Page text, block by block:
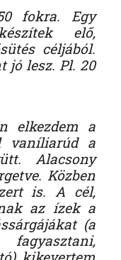
fokra. Egy
elő,
céljából.
jó lesz. Pl. 20
elkezdem a
vaníliarúd a
Alacsony
Közben
is. A cél,
az ízek a
(a